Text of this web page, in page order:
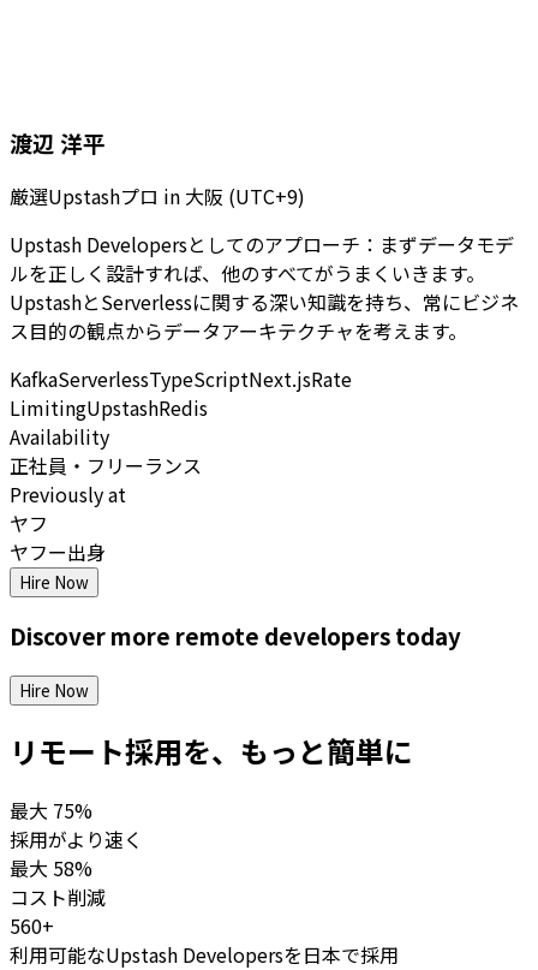
渡辺 洋平
厳選Upstashプロ in 大阪 (UTC+9)
Upstash Developersとしてのアプローチ：まずデータモデ
ルを正しく設計すれば、他のすべてがうまくいきます。
UpstashとServerlessに関する深い知識を持ち、常にビジネ
ス目的の観点からデータアーキテクチャを考えます。
KafkaServerlessTypeScriptNext.jsRate
LimitingUpstashRedis
Availability
正社員・フリーランス
Previously at
ヤフ
ヤフー出身
Hire Now
Discover more remote developerstoday
Hire Now
リモート採用を、もっと簡単に
最大 75%
採用がより速く
最大 58%
コスト削減
560+
利用可能なUpstash Developersを日本で採用